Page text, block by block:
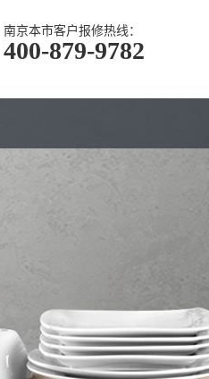
南京本市客户报修热线：
400-879-9782